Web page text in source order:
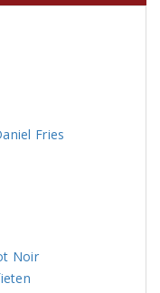
Fries
Noir